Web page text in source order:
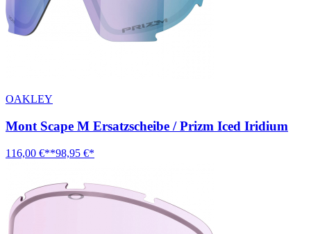
OAKLEY
Mont Scape M Ersatzscheibe / Prizm Iced Iridium
116,00 €**98,95 €*